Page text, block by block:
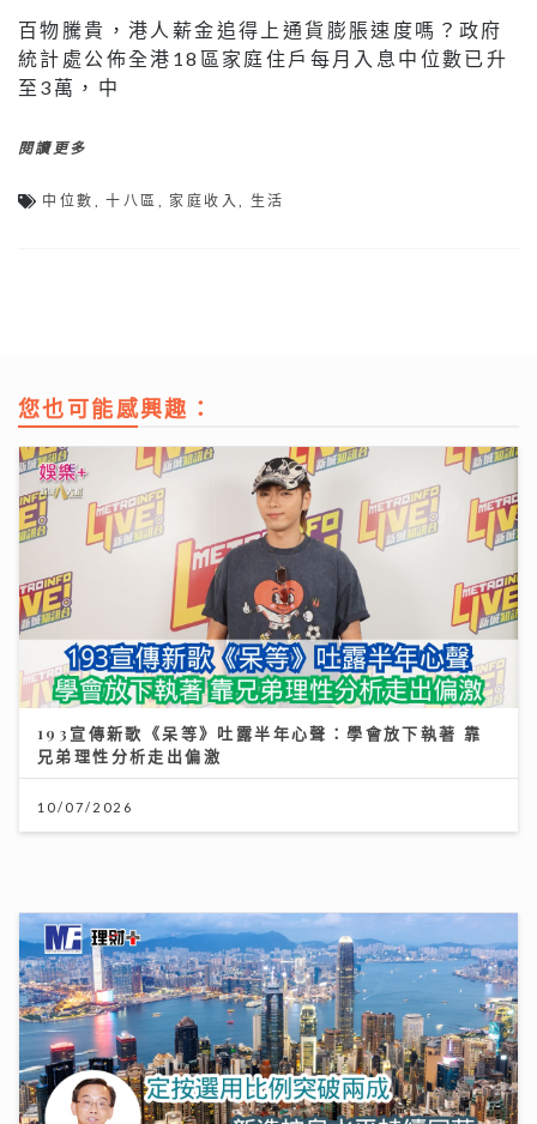
百物騰貴，港人薪金追得上通貨膨脹速度嗎？政府
統計處公佈全港18區家庭住戶每月入息中位數已升
至3萬，中
閱讀更多
中位數 ,十八區 家庭收入 生活
您也可能感興趣：
193宣傳新歌《呆等》吐露半年心聲：學會放下執著 靠
兄弟理性分析走出偏激
10/07/2026